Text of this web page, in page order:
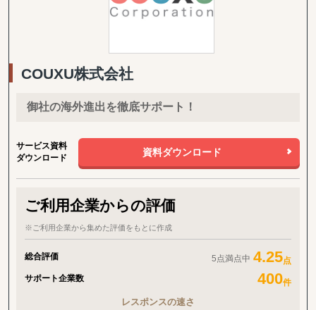
EC・デジタル運用支援等を行っております。
社にとって最適なオーストラリア進出を中長期的に支援いたしま
COUXU株式会社
御社の海外進出を徹底サポート！
サービス資料
ダウンロード
資料ダウンロード
ご利用企業からの評価
※ご利用企業から集めた評価をもとに作成
総合評価 5点満点中 4.25点
サポート企業数
400件